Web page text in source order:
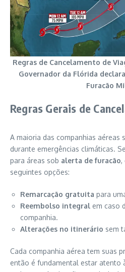
Regras de Cancelamento de
Governador da Flórida
Furacão
Regras Gerais de
A maioria das companhias aéreas
durante emergências climáticas.
para áreas sob alerta de furacão,
seguintes opções:
Remarcação gratuita para
Reembolso integral em caso
companhia.
Alterações no itinerário sem
Cada companhia aérea tem suas
então é fundamental estar atento